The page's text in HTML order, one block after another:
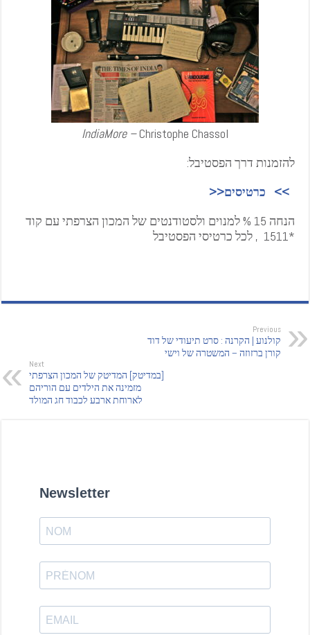
IndiaMore –Christophe Chassol
להזמנות דרך הפסטיבל:
>> כרטיסים<<
הנחה 15 % למנוים ולסטודנטים של המכון הצרפתי עם קוד
*1511 , לכל כרטיסי הפסטיבל
Previous
קולנוע | הקרנה : סרט תיעודי של דוד
קורן ברזוזה – המשטרה של וישי
Next
[במדיטק] המדיטק של המכון הצרפתי
מזמינה את הילדים עם הוריהם
לארוחת ארבע לכבוד חג המולד